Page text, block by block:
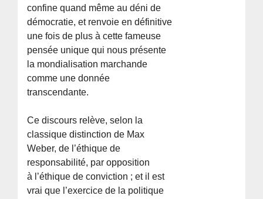
confine quand même au déni de
démocratie, et renvoie en définitive
une fois de plus à cette fameuse
pensée unique qui nous présente
la mondialisation marchande
comme une donnée
transcendante.
Ce discours relève, selon la
classique distinction de Max
Weber, de l’éthique de
responsabilité, par opposition
à l’éthique de conviction ; et il est
vrai que l’exercice de la politique